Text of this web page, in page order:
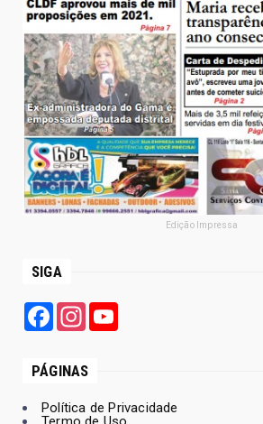
Edição Impressa
SIGA
FacebookInstagram
PÁGINAS
Política de Privacidade